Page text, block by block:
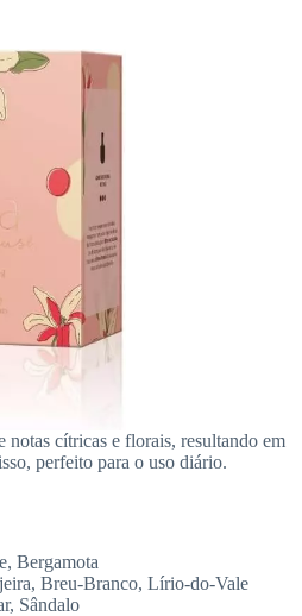
notas cítricas e florais, resultando em
perfeito para o uso diário.
Bergamota
Breu-Branco, Lírio-do-Vale
Sândalo